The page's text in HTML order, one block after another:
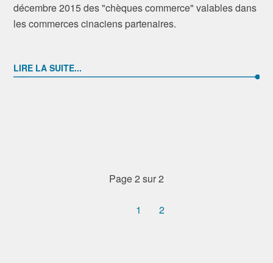
décembre 2015 des "chèques commerce" valables dans
les commerces cinaciens partenaires.
LIRE LA SUITE...
Page 2 sur 2
1 2